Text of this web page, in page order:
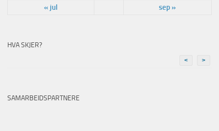
« jul
sep »
HVA SKJER?
< >
SAMARBEIDSPARTNERE